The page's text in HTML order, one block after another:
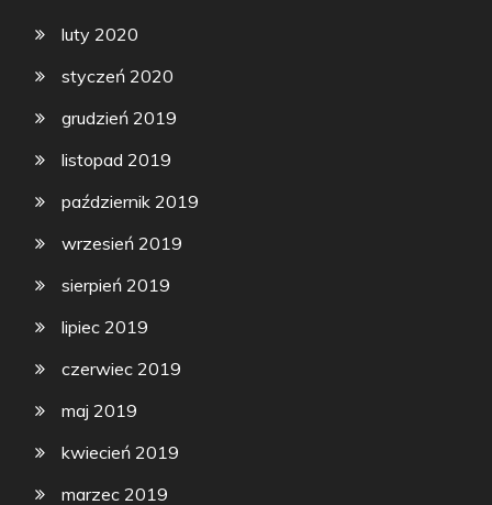
luty 2020
styczeń 2020
grudzień 2019
listopad 2019
październik 2019
wrzesień 2019
sierpień 2019
lipiec 2019
czerwiec 2019
maj 2019
kwiecień 2019
marzec 2019